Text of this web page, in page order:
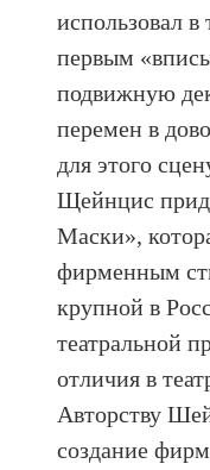
использовал в
первым
подвижную
перемен в
для этого
Щейнцис
Маски»,
фирменным
крупной в
театральной
отличия в
Авторству
создание